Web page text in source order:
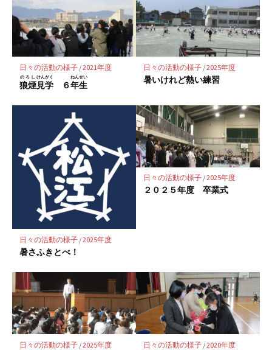
ク
マ
ー
ク
に
保
存
日々の活動の様子/2021年度
狼煙
のろし
見学
けんがく
６年生
ねんせい
日々の活動の様子/2025年度
暑いけれど熱い練習
日々の活動の様子/2025年度
暑さふきとべ！
日々の活動の様子/2025年度
２０２５年度 卒業式
日々の活動の様子/2025年度 日々の活動の様子/2020年度